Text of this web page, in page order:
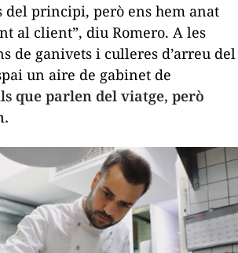
del principi, però ens hem anat
al client”, diu Romero. A les
de ganivets i culleres d’arreu del
un aire de gabinet de
que parlen del viatge, però